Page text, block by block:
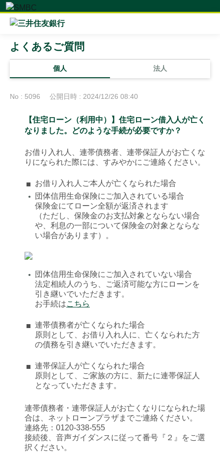
個人 法人
よくあるご質問
No : 5096 公開日時 : 2024/12/26 08:40
【住宅ローン（利用中）】住宅ローン借入人が亡く
なりました。どのような手続が必要ですか？
お借り入れ人、連帯債務者、連帯保証人がお亡くな
りになられた際には、すみやかにご連絡ください。
お借り入れ人ご本人が亡くなられた場合
●
団体信用生命保険にご加入されている場合
保険金にてローン全額が返済されます
（ただし、保険金のお支払対象とならない場合
や、利息の一部について保険金の対象とならな
い場合があります）。
●
団体信用生命保険にご加入されていない場合
法定相続人のうち、ご返済可能な方にローンを
引き継いでいただきます。
お手続はこちら
連帯債務者が亡くなられた場合
原則として、お借り入れ人に、亡くなられた方
の債務を引き継いでいただきます。
連帯保証人が亡くなられた場合
原則として、ご家族の方に、新たに連帯保証人
となっていただきます。
連帯債務者・連帯保証人がお亡くなりになられた場
合は、ネットローンプラザまでご連絡ください。
連絡先：0120-338-555
接続後、音声ガイダンスに従って番号『２』をご選
択ください。